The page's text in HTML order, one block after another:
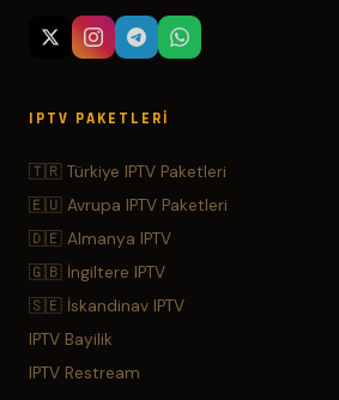
IPTV PAKETLERI
🇹🇷 Türkiye IPTV Paketleri
🇪🇺 Avrupa IPTV Paketleri
🇩🇪 Almanya IPTV
🇬🇧 İngiltere IPTV
🇸🇪 İskandinav IPTV
IPTV Bayilik
IPTV Restream